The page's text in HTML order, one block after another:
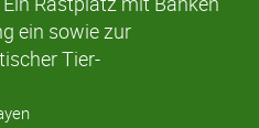
ein sowie zur
Tier-